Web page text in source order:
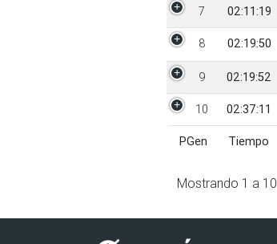
PGen Tiempo
7 02:11:19
8 02:19:50
9 02:19:52
10 02:37:11
PGen Tiempo
Mostrando 1 a 10